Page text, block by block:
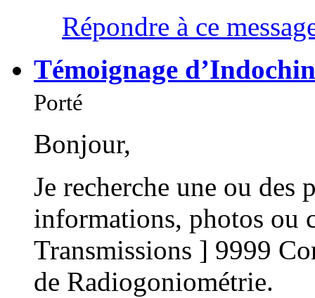
Répondre à ce
Témoignage
Porté
Bonjour,
Je recherche une ou des
informations, photos ou
Transmissions ] 9999
de Radiogoniométrie.